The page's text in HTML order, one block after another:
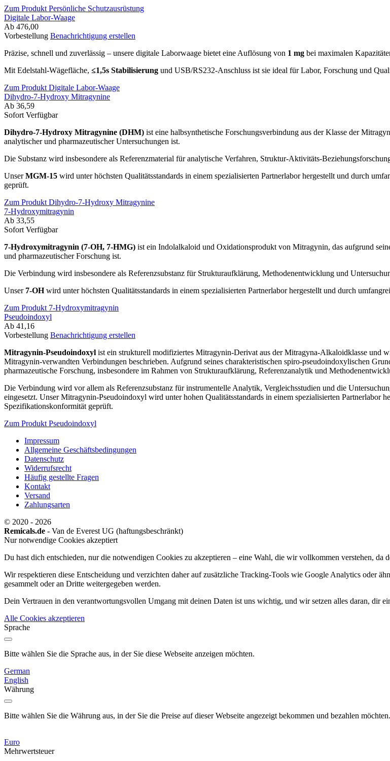
Zum Produkt Persönliche Schutzausrüstung
Digitale Labor-Waage
Ab 476,00
Vorbestellung Benachrichtigung erstellen
Präzise, schnell und zuverlässig – unsere digitale Laborwaage bietet eine Auflösung von 1 mg bei maximalen
Mit Edelstahl-Wägefläche, ≤1,5s Stabilisierung und USB/RS232-Anschluss ist sie ideal für Labor, Forschung und
Zum Produkt Digitale Labor-Waage
Dihydro-7-Hydroxy Mitragynine
Ab 36,59
Sofort Verfügbar
Dihydro-7-Hydroxy Mitragynine (DHM) ist eine halbsynthetische Forschungsverbindung aus der Klasse der
analytischer und pharmazeutischer Untersuchungen ist.
Die Substanz wird insbesondere als Referenzmaterial für analytische Verfahren, Struktur-Aktivitäts-
UnserMGM-15 wird unter höchsten Qualitätsstandards in einem spezialisierten Partnerlabor hergestellt und durch
geprüft.
Zum Produkt Dihydro-7-Hydroxy Mitragynine
7-Hydroxymitragynin
Ab 33,55
Sofort Verfügbar
7-Hydroxymitragynin (7-OH, 7-HMG) ist ein Indolalkaloid und Oxidationsprodukt von Mitragynin, das aufgrund
und pharmazeutischer Forschung ist.
Die Verbindung wird insbesondere als Referenzsubstanz für Strukturaufklärung, Methodenentwicklung und
Unser 7-OHwird unter höchsten Qualitätsstandards in einem spezialisierten Partnerlabor hergestellt und durch
Zum Produkt 7-Hydroxymitragynin
Pseudoindoxyl
Ab 41,16
Vorbestellung Benachrichtigung erstellen
Mitragynin-Pseudoindoxyl ist ein strukturell modifiziertes Mitragynin-Derivat aus der Mitragyna-Alkaloidklasse und
Mitragynin-verwandten Verbindungen beschrieben. Aufgrund seines charakteristischen spiro-pseudoindoxylischen
pharmazeutische Forschung, insbesondere im Rahmen von Strukturaufklärung, Referenzanalytik und
Die Verbindung wird vor allem als Referenzsubstanz für instrumentelle Analytik, Vergleichsstudien und die
eingesetzt. Unser Mitragynin-Pseudoindoxyl wird unter hohen Qualitätsstandards in einem spezialisierten Partnerlabor
Spezifikationskonformität geprüft.
Zum Produkt Pseudoindoxyl
Impressum
Allgemeine Geschäftsbedingungen
Datenschutz
Widerrufsrecht
Häufig gestellte Fragen
Kontakt
Versand
Zahlungsarten
© 2020 - 2026
Remicals.de - Van de Everest UG (haftungsbeschränkt)
Nur notwendige Cookies akzeptiert
Du hast dich entschieden, nur die notwendigen Cookies zu akzeptieren – eine Wahl, die wir vollkommen verstehen, da
Wir respektieren diese Entscheidung und verzichten daher auf zusätzliche Tracking-Tools wie Google Analytics oder
gesammelt oder an Dritte weitergegeben werden.
Dein Vertrauen in den verantwortungsvollen Umgang mit deinen Daten ist uns wichtig, und wir setzen alles daran, dir
Alle Cookies akzeptieren
Sprache
Bitte wählen Sie die Sprache aus, in der Sie diese Webseite anzeigen möchten.
German
English
Währung
Bitte wählen Sie die Währung aus, in der Sie die Preise auf dieser Webseite angezeigt bekommen und bezahlen möchten.
Euro
Mehrwertsteuer